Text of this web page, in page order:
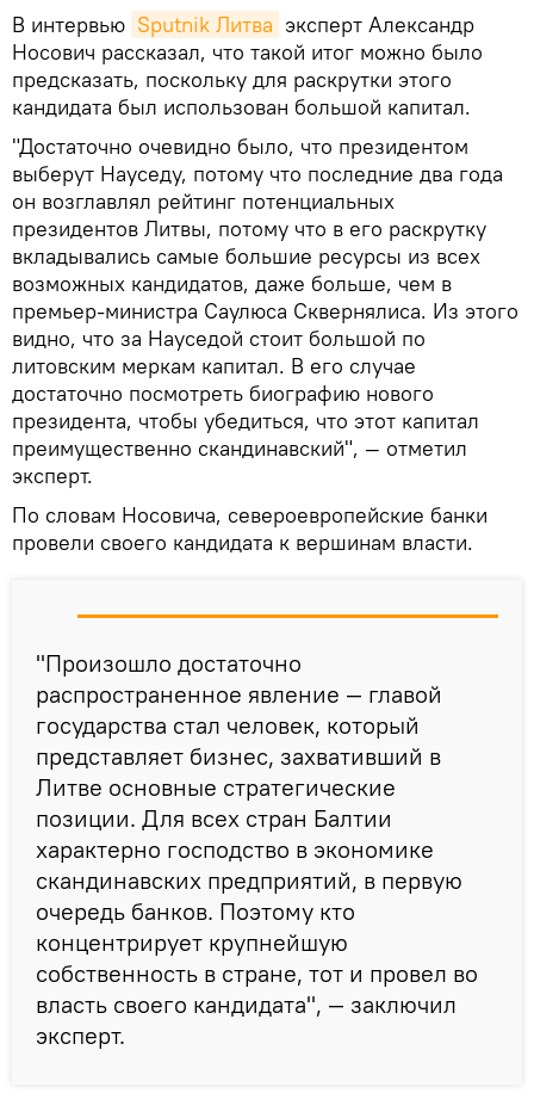
В интервью Sputnik Литва эксперт Александр
Носович рассказал, что такой итог можно было
предсказать, поскольку для раскрутки этого
кандидата был использован большой капитал.
"Достаточно очевидно было, что президентом
выберут Науседу, потому что последние два года
он возглавлял рейтинг потенциальных
президентов Литвы, потому что в его раскрутку
вкладывались самые большие ресурсы из всех
возможных кандидатов, даже больше, чем в
премьер-министра Саулюса Сквернялиса. Из этого
видно, что за Науседой стоит большой по
литовским меркам капитал. В его случае
достаточно посмотреть биографию нового
президента, чтобы убедиться, что этот капитал
преимущественно скандинавский", — отметил
эксперт.
По словам Носовича, североевропейские банки
провели своего кандидата к вершинам власти.
"Произошло достаточно
распространенное явление — главой
государства стал человек, который
представляет бизнес, захвативший в
Литве основные стратегические
позиции. Для всех стран Балтии
характерно господство в экономике
скандинавских предприятий, в первую
очередь банков. Поэтому кто
концентрирует крупнейшую
собственность в стране, тот и провел во
власть своего кандидата", — заключил
эксперт.